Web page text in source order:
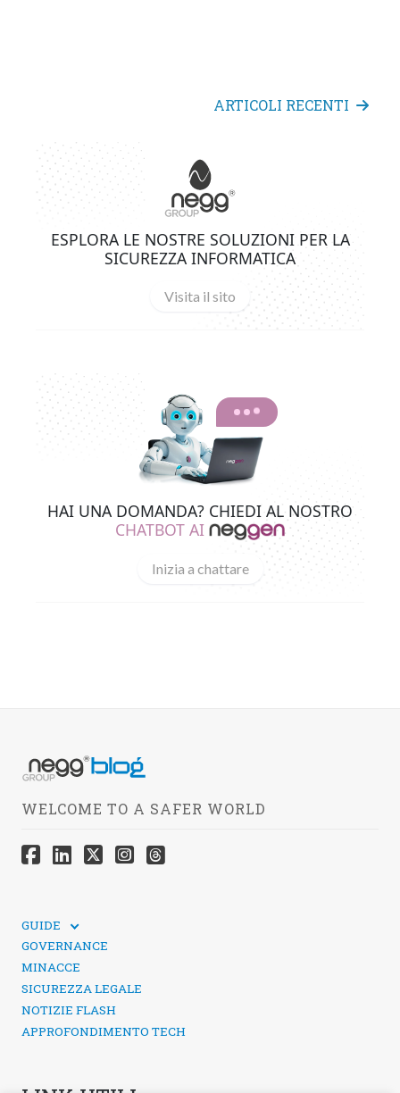
ARTICOLI RECENTI
ESPLORA LE NOSTRE SOLUZIONI PER LA
SICUREZZA INFORMATICA
Visita il sito
HAI UNA DOMANDA? CHIEDI AL NOSTRO
CHATBOT AI
Inizia a chattare
WELCOME TO A SAFER WORLD
GUIDE
SICUREZZA DEI SOCIAL MEDIA
GOVERNANCE
MINACCE
SICUREZZA LEGALE
NOTIZIE FLASH
APPROFONDIMENTO TECH